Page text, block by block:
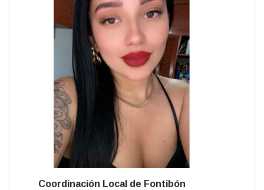
Coordinación Local de Fontibón